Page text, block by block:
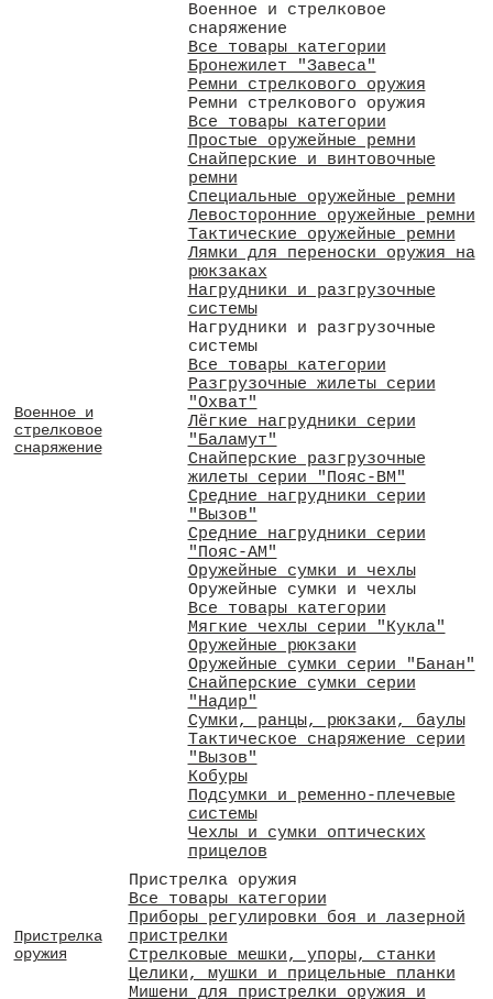
Военное и
стрелковое
снаряжение
Военное и стрелковое
снаряжение
Все товары категории
Бронежилет "Завеса"
Ремни стрелкового оружия
Ремни стрелкового оружия
Все товары категории
Простые оружейные ремни
Снайперские и винтовочные
ремни
Специальные оружейные ремни
Левосторонние оружейные ремни
Тактические оружейные ремни
Лямки для переноски оружия на
рюкзаках
Нагрудники и разгрузочные
системы
Нагрудники и разгрузочные
системы
Все товары категории
Разгрузочные жилеты серии
"Охват"
Лёгкие нагрудники серии
"Баламут"
Снайперские разгрузочные
жилеты серии "Пояс-ВМ"
Средние нагрудники серии
"Вызов"
Средние нагрудники серии
"Пояс-АМ"
Оружейные сумки и чехлы
Оружейные сумки и чехлы
Все товары категории
Мягкие чехлы серии "Кукла"
Оружейные рюкзаки
Оружейные сумки серии "Банан"
Снайперские сумки серии
"Надир"
Сумки, ранцы, рюкзаки, баулы
Тактическое снаряжение серии
"Вызов"
Кобуры
Подсумки и ременно-плечевые
системы
Чехлы и сумки оптических
прицелов
Пристрелка
оружия
Пристрелка оружия
Все товары категории
Приборы регулировки боя и лазерной
пристрелки
Стрелковые мешки, упоры, станки
Целики, мушки и прицельные планки
Мишени для пристрелки оружия и